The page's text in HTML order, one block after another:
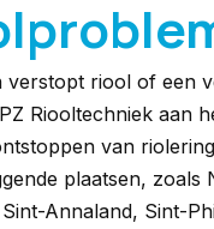
verstopt riool of een
Riooltechniek aan
van
plaatsen, zoals
Annaland, Sint-